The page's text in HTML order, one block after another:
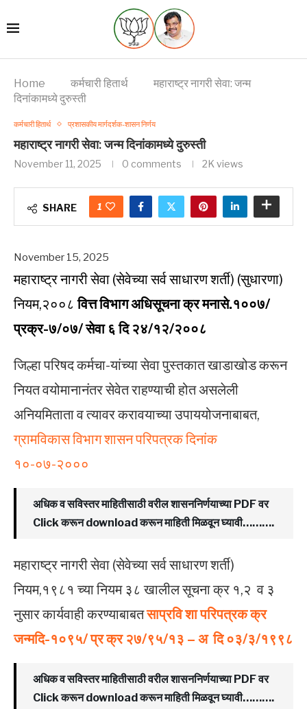
Home कर्मचारी हितार्थ
महाराष्ट्र नागरी सेवा: जन्म
दिनांकामध्ये दुरुस्ती
कर्मचारी हितार्थ प्रशासकीय मार्गदर्शक-शासन निर्णय
महाराष्ट्र नागरी सेवा: जन्म दिनांकामध्ये दुरुस्ती
November 11, 2025 0 comments 2K views
SHARE 1
November 15, 2025
महाराष्ट्र नागरी सेवा (सेवेच्या सर्व साधारण शर्ती) (सुधारणा)
नियम,२००८वित्त विभाग अधिसूचना क्र मनासे.१००७/
प्रक्र-७/०७/ सेवा ६ दि २४/१२/२००८
जिल्हा परिषद कर्मचा-यांच्या सेवा पुस्तकात खाडाखोड करून
नियत वयोमानानंतर सेवेत राहण्याची होत असलेली
अनियमिताता व त्यावर करावयाच्या उपाययोजनाबाबत,
ग्रामविकास विभाग शासन परिपत्रक दिनांक
१०-०७-२०००
अधिक व सविस्तर माहितीसाठी वरील शासननिर्णयाच्या PDF वर
Click करून download करून माहिती मिळवून घ्यावी……….
महाराष्ट्र नागरी सेवा (सेवेच्या सर्व साधारण शर्ती)
नियम,१९८१ च्या नियम ३८ खालील सूचना क्र १,२ व ३
नुसार कार्यवाही करण्याबाबतसाप्रवि शा परिपत्रक क्र
जन्मदि-१०९५/ प्र क्र २७/९५/१३ – अ दि ०३/३/१९९८
अधिक व सविस्तर माहितीसाठी वरील शासननिर्णयाच्या PDF वर
Click करून download करून माहिती मिळवून घ्यावी……….